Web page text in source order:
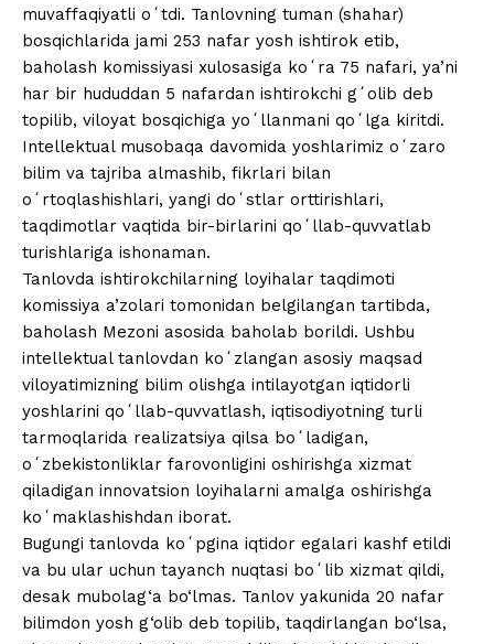
muvaffaqiyatli oʻtdi. Tanlovning tuman (shahar)
bosqichlarida jami 253 nafar yosh ishtirok etib,
baholash komissiyasi xulosasiga koʻra 75 nafari, ya’ni
har bir hududdan 5 nafardan ishtirokchi gʻolib deb
topilib, viloyat bosqichiga yoʻllanmani qoʻlga kiritdi.
Intellektual musobaqa davomida yoshlarimiz oʻzaro
bilim va tajriba almashib, fikrlari bilan
oʻrtoqlashishlari, yangi doʻstlar orttirishlari,
taqdimotlar vaqtida bir-birlarini qoʻllab-quvvatlab
turishlariga ishonaman.
Tanlovda ishtirokchilarning loyihalar taqdimoti
komissiya a’zolari tomonidan belgilangan tartibda,
baholash Mezoni asosida baholab borildi. Ushbu
intellektual tanlovdan koʻzlangan asosiy maqsad
viloyatimizning bilim olishga intilayotgan iqtidorli
yoshlarini qoʻllab-quvvatlash, iqtisodiyotning turli
tarmoqlarida realizatsiya qilsa boʻladigan,
oʻzbekistonliklar farovonligini oshirishga xizmat
qiladigan innovatsion loyihalarni amalga oshirishga
koʻmaklashishdan iborat.
Bugungi tanlovda koʻpgina iqtidor egalari kashf etildi
va bu ular uchun tayanch nuqtasi boʻlib xizmat qildi,
desak mubolag‘a bo‘lmas. Tanlov yakunida 20 nafar
bilimdon yosh g‘olib deb topilib, taqdirlangan bo‘lsa,